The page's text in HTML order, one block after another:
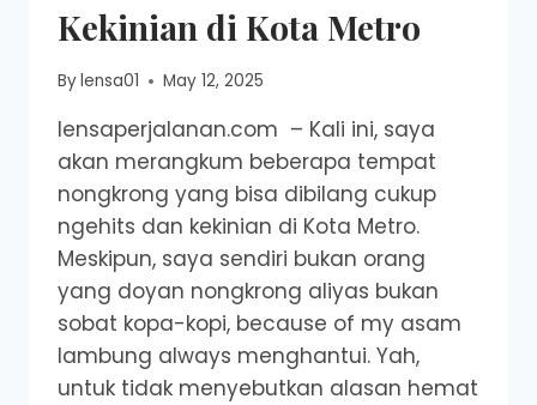
Kekinian di Kota Metro
Bylensa01 May 12, 2025
lensaperjalanan.com – Kali ini, saya
akan merangkum beberapa tempat
nongkrong yang bisa dibilang cukup
ngehits dan kekinian di Kota Metro.
Meskipun, saya sendiri bukan orang
yang doyan nongkrong aliyas bukan
sobat kopa-kopi, because of my asam
lambung always menghantui. Yah,
untuk tidak menyebutkan alasan hemat